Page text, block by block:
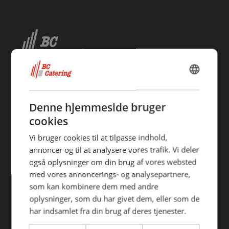
Copyright 2026 BC Catering A/S
Alle rettigheder forbeholdes
Find din afdeling
efterfølgende anvendelse heraf.
Denne hjemmeside bruger
cookies
Vi bruger cookies til at tilpasse indhold,
annoncer og til at analysere vores trafik. Vi deler
også oplysninger om din brug af vores websted
med vores annoncerings- og analysepartnere,
som kan kombinere dem med andre
oplysninger, som du har givet dem, eller som de
har indsamlet fra din brug af deres tjenester.